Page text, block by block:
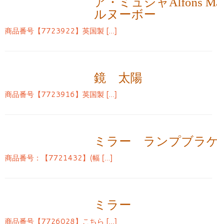
ルヌーボー
商品番号【7723922】英国製 […]
鏡 太陽
商品番号【7723916】英国製 […]
ミラー ランプブラ
商品番号：【7721432】(幅 […]
ミラー
商品番号【7726028】こちら […]